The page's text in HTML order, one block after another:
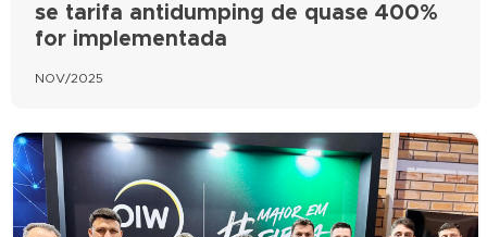
se tarifa antidumping de quase 400%
for implementada
NOV/2025